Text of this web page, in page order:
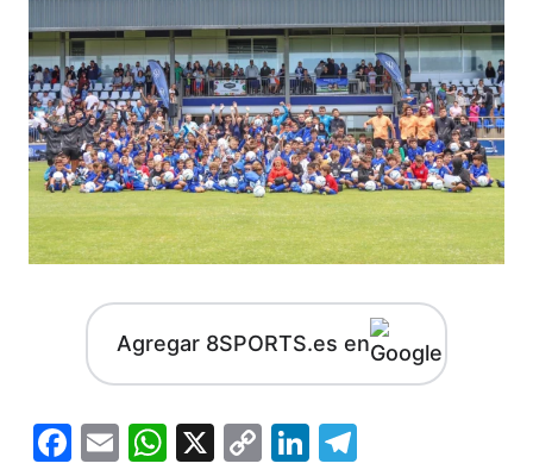
Agregar 8SPORTS.es en
Facebook
EmailWhatsApp
X
CopyLinkedIn